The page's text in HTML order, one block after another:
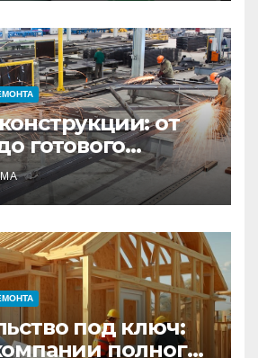
от
готового
полный
гид
под ключ:
полного